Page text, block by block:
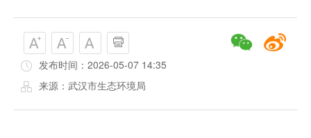
发布时间：2026-05-07 14:35
来源：武汉市生态环境局